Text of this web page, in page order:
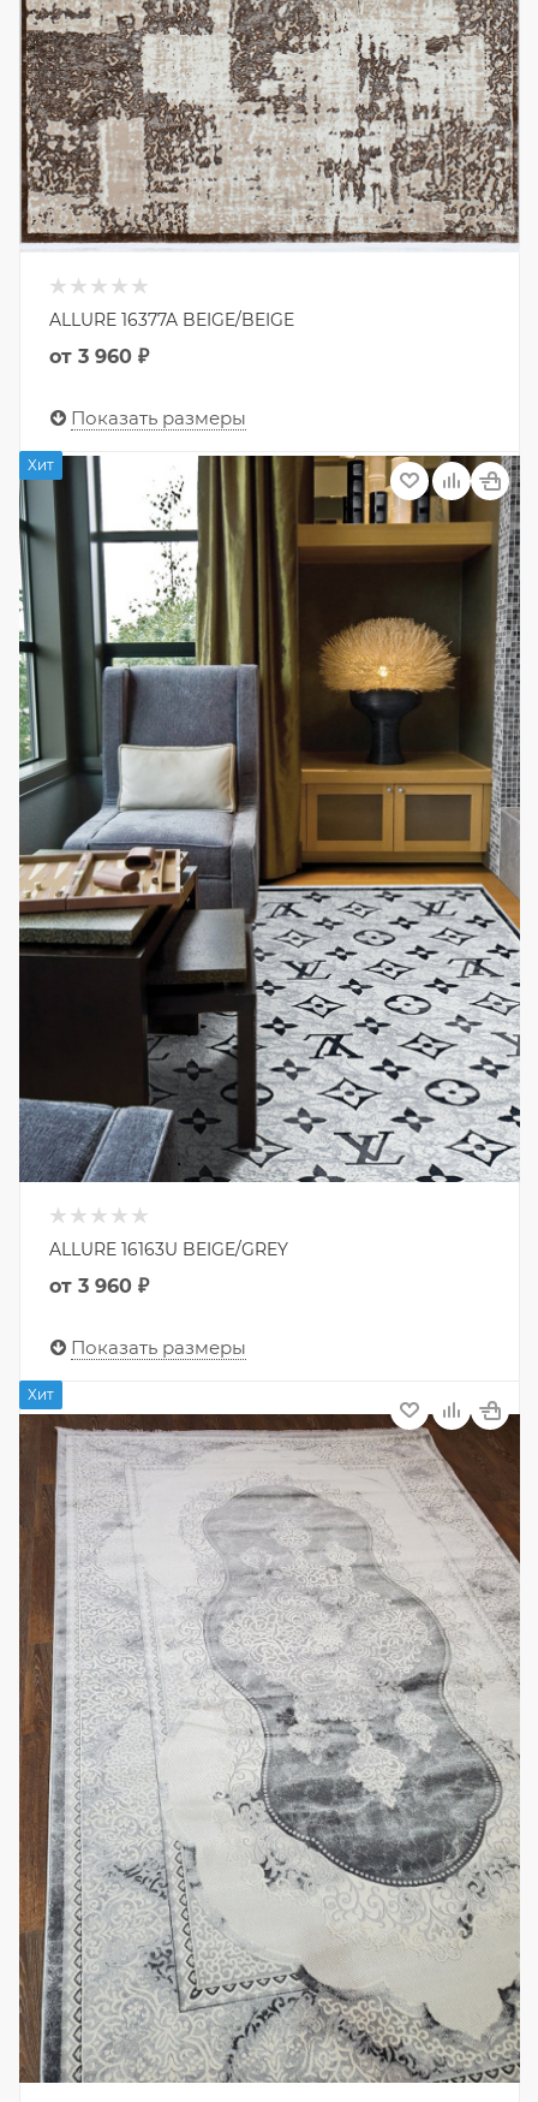
ALLURE 16377A BEIGE/BEIGE
от 3 960 ₽
Показать размеры
Хит
ALLURE 16163U BEIGE/GREY
от 3 960 ₽
Показать размеры
Хит